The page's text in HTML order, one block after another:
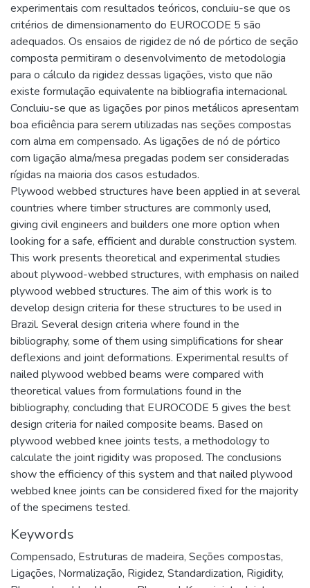
experimentais com resultados teóricos, concluiu-se que os
critérios de dimensionamento do EUROCODE 5 são
adequados. Os ensaios de rigidez de nó de pórtico de seção
composta permitiram o desenvolvimento de metodologia
para o cálculo da rigidez dessas ligações, visto que não
existe formulação equivalente na bibliografia internacional.
Concluiu-se que as ligações por pinos metálicos apresentam
boa eficiência para serem utilizadas nas seções compostas
com alma em compensado. As ligações de nó de pórtico
com ligação alma/mesa pregadas podem ser consideradas
rígidas na maioria dos casos estudados.
Plywood webbed structures have been applied in at several
countries where timber structures are commonly used,
giving civil engineers and builders one more option when
looking for a safe, efficient and durable construction system.
This work presents theoretical and experimental studies
about plywood-webbed structures, with emphasis on nailed
plywood webbed structures. The aim of this work is to
develop design criteria for these structures to be used in
Brazil. Several design criteria where found in the
bibliography, some of them using simplifications for shear
deflexions and joint deformations. Experimental results of
nailed plywood webbed beams were compared with
theoretical values from formulations found in the
bibliography, concluding that EUROCODE 5 gives the best
design criteria for nailed composite beams. Based on
plywood webbed knee joints tests, a methodology to
calculate the joint rigidity was proposed. The conclusions
show the efficiency of this system and that nailed plywood
webbed knee joints can be considered fixed for the majority
of the specimens tested.
Keywords
Compensado, Estruturas de madeira, Seções compostas,
Ligações, Normalização, Rigidez, Standardization, Rigidity,